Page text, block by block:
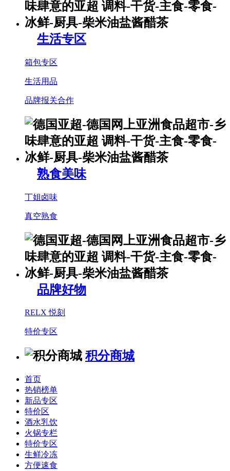
生活专区
箱包专区
生活用品
品牌报关合作
熟食美味
丁姐卤味
真空熟食
品牌好物
RELX 悦刻
特价专区
积分商城
首页
热销榜单
新品专区
特价区
酒水乳饮
火锅专栏
特价专区
生鲜冷冻
方便速食